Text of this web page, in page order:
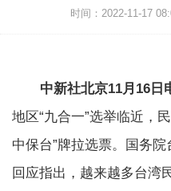
时间：2022-11-17
中新社北京11月16日
地区“九合一”选举临近，
中保台”牌拉选票。国务
回应指出，越来越多台湾